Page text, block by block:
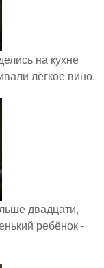
на кухне
лёгкое вино.
двадцати,
ребёнок -